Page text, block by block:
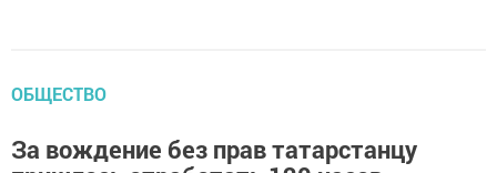
ОБЩЕСТВО
За вождение без прав татарстанцу